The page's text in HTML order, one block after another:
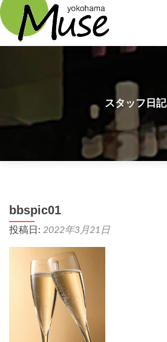
スタッフ日記
bbspic01
投稿日: 2022年3月21日